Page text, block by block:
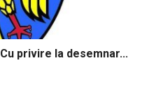
privire la desemnar...